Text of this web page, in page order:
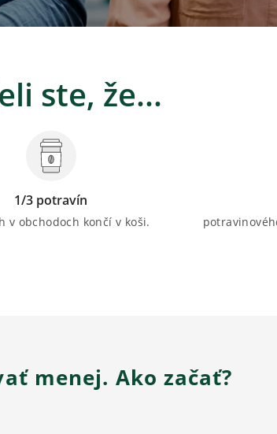
ste, že...
1/3 potravín
v obchodoch končí v koši.
menej. Ako začať?